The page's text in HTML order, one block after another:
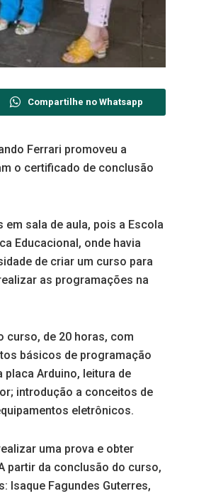
Compartilhe no Whatsapp
Ferrari promoveu a
o certificado de conclusão
sala de aula, pois a Escola
Educacional, onde havia
de criar um curso para
as programações na
curso, de 20 horas, com
básicos de programação
Arduino, leitura de
introdução a conceitos de
eletrônicos.
uma prova e obter
partir da conclusão do curso,
Isaque Fagundes Guterres,